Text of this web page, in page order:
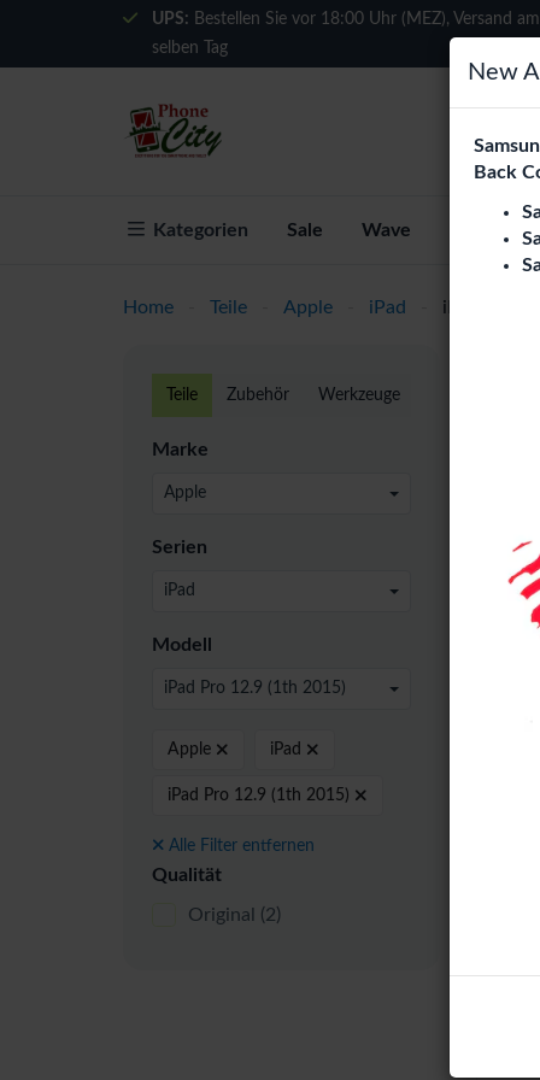
UPS: Bestellen Sie vor 18:00 Uhr (MEZ), Versand am
selben Tag
Kategorien Sale Wave Über
Home Teile Apple iPad iPad Pro
Teile Zubehör Werkzeuge
Marke
Apple
Serien
iPad
Modell
iPad Pro 12.9 (1th 2015)
Apple iPad
iPad Pro 12.9 (1th 2015)
Alle Filter entfernen
Qualität
Original (2)
24
New
Back